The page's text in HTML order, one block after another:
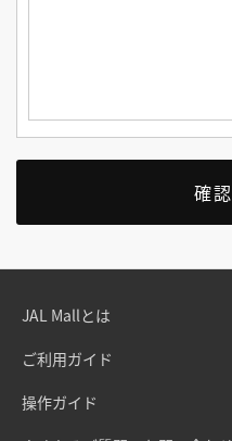
JAL Mallとは
ご利用ガイド
操作ガイド